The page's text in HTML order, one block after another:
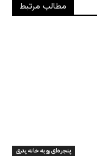
مطالب مرتبط
پنجره‌ای رو به خانه پدری